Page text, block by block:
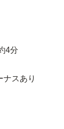
4分
ナスあり